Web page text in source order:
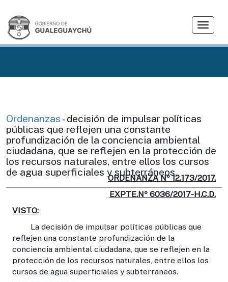
T
g
a
t
o
n
Ordenanzas - decisión de impulsar políticas
públicas que reflejen una constante
profundización de la conciencia ambiental
ciudadana, que se reflejen en la protección de
los recursos naturales, entre ellos los cursos
de agua superficiales y subterráneos.
ORDENANZA Nº 12.173/2017.
EXPTE.Nº 6036/2017-H.C.D.
VISTO:
La decisión de impulsar políticas públicas que
reflejen una constante profundización de la
conciencia ambiental ciudadana, que se reflejen en la
protección de los recursos naturales, entre ellos los
cursos de agua superficiales y subterráneos.